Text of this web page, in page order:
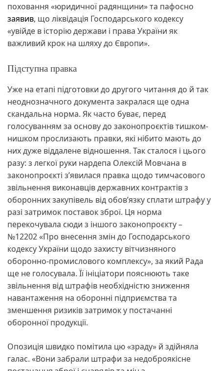
поховання «юридичної радянщини» та пафосно
заявив, що ліквідація Господарського кодексу
«увійде в історію держави і права України як
важливий крок на шляху до Європи».
Підступна правка
Уже на етапі підготовки до другого читання до й так
неоднозначного документа закралася ще одна
скандальна норма. Як часто буває, перед
голосуванням за основу до законопроєктів тишком-
нишком прослизають правки, які нібито мають до
них дуже віддалене відношення. Так сталося і цього
разу: з легкої руки нардепа Олексій Мовчана в
законопроєкті з’явилася правка щодо тимчасового
звільнення виконавців державних контрактів з
оборонних закупівель від обов’язку сплати штрафу у
разі затримок поставок зброї. Ця норма
перекочувала сюди з іншого законопроєкту –
№12202 «Про внесення змін до Господарського
кодексу України щодо захисту вітчизняного
оборонно-промислового комплексу», за який Рада
ще не голосувала. Її ініціатори пояснюють таке
звільнення від штрафів необхідністю зниження
навантаження на оборонні підприємства та
зменшення ризиків затримок у постачанні
оборонної продукції.
Опозиція швидко помітила цю «зраду» й здійняла
галас. «Вони забрали штрафи за недоброякісне